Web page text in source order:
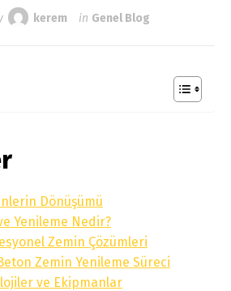
kerem in Genel Blog
Dönüşümü
Yenileme Nedir?
Zemin Çözümleri
Zemin Yenileme Süreci
ve Ekipmanlar